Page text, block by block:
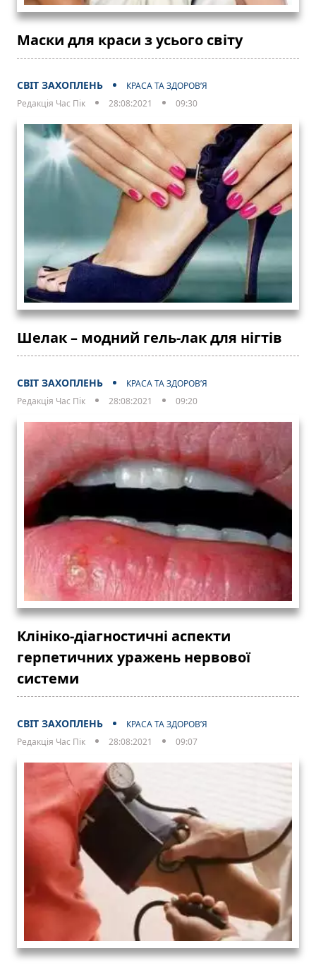
Маски для краси з усього світу
СВІТ ЗАХОПЛЕНЬ
КРАСА ТА ЗДОРОВ’Я
Редакція Час Пік
28:08:2021 09:30
Шелак – модний гель-лак для нігтів
СВІТ ЗАХОПЛЕНЬ
КРАСА ТА ЗДОРОВ’Я
Редакція Час Пік
28:08:2021 09:20
Клініко-діагностичні аспекти
герпетичних уражень нервової
системи
СВІТ ЗАХОПЛЕНЬ
КРАСА ТА ЗДОРОВ’Я
Редакція Час Пік
28:08:2021 09:07